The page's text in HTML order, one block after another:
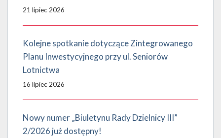
21 lipiec 2026
Kolejne spotkanie dotyczące Zintegrowanego
Planu Inwestycyjnego przy ul. Seniorów
Lotnictwa
16 lipiec 2026
Nowy numer „Biuletynu Rady Dzielnicy III”
2/2026 już dostępny!